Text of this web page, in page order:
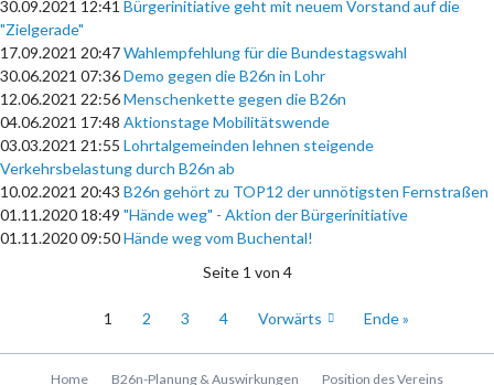
30.09.2021 12:41 Bürgerinitiative geht mit neuem Vorstand auf die
"Zielgerade"
17.09.2021 20:47Wahlempfehlung für die Bundestagswahl
30.06.2021 07:36Demo gegen die B26n in Lohr
12.06.2021 22:56Menschenkette gegen die B26n
04.06.2021 17:48 Aktionstage Mobilitätswende
03.03.2021 21:55 Lohrtalgemeinden lehnen steigende
Verkehrsbelastung durch B26n ab
10.02.2021 20:43 B26n gehört zu TOP12 der unnötigsten Fernstraßen
01.11.2020 18:49 "Hände weg" - Aktion der Bürgerinitiative
01.11.2020 09:50Hände weg vom Buchental!
Seite 1 von 4
1 2 3 4 Vorwärts Ende »
Home B26n-Planung & Auswirkungen Position des Vereins